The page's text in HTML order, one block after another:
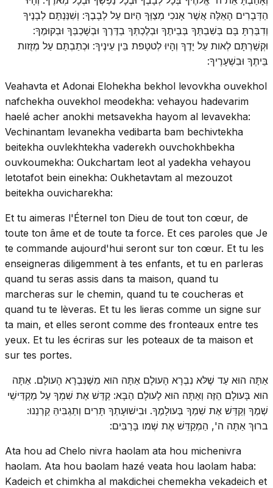
הַדְּבָרִים הָאֵלֶּה אֲשֶׁר אָנכִי מְצַוְּךָ הַיּום עַל לְבָבֶךָ: וְשִׁנַּנְתָּם לְבָנֶיךָ
וְדִבַּרְתָּ בָּם בְּשִׁבְתְּךָ בְּבֵיתֶךָ וּבְלֶכְתְּךָ בַדֶּרֶךְ וּבְשָׁכְבְּךָ וּבְקוּמֶךָ:
וּקְשַׁרְתָּם לְאות עַל יָדֶךָ וְהָיוּ לְטטָפת בֵּין עֵינֶיךָ: וּכְתַבְתָּם עַל מְזֻזות
בֵּיתֶךָ וּבִשְׁעָרֶיךָ:
Veahavta et Adonai Elohekha bekhol levovkha ouvekhol
nafchekha ouvekhol meodekha: vehayou hadevarim
haelé acher anokhi metsavekha hayom al levavekha:
Vechinantam levanekha vedibarta bam bechivtekha
beitekha ouvlekhtekha vaderekh ouvchokhbekha
ouvkoumekha: Oukchartam leot al yadekha vehayou
letotafot bein einekha: Oukhetavtam al mezouzot
beitekha ouvicharekha:
Et tu aimeras l'Éternel ton Dieu de tout ton cœur, de
toute ton âme et de toute ta force. Et ces paroles que Je
te commande aujourd'hui seront sur ton cœur. Et tu les
enseigneras diligemment à tes enfants, et tu en parleras
quand tu seras assis dans ta maison, quand tu
marcheras sur le chemin, quand tu te coucheras et
quand tu te lèveras. Et tu les lieras comme un signe sur
ta main, et elles seront comme des fronteaux entre tes
yeux. Et tu les écriras sur les poteaux de ta maison et
sur tes portes.
אַתָּה הוּא עַד שֶׁלּא נִבְרָא הָעולָם אַתָּה הוּא מִשֶּׁנִּבְרָא הָעולָם. אַתָּה
הוּא בָּעולָם הַזֶּה וְאַתָּה הוּא לָעולָם הַבָּא: קַדֵּשׁ אֶת שִׁמְךָ עַל מַקְדִּישֵׁי
שְׁמֶךָ וְקַדֵּשׁ אֶת שִׁמְךָ בְּעולָמֶךָ. וּבִישׁוּעָתְךָ תָּרִים וְתַגְבִּיהַּ קַרְנֵנוּ:
ברוּךְ אַתָּה ה', הַמְקַדֵּשׁ אֶת שְׁמו בָּרַבִּים:
Ata hou ad Chelo nivra haolam ata hou michenivra
haolam. Ata hou baolam hazé veata hou laolam haba:
Kadeich et chimkha al makdichei chemekha vekadeich et